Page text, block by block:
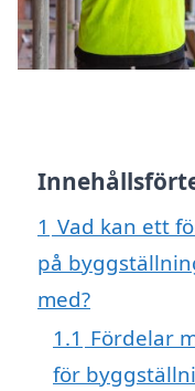
1 Vad kan ett
på
med?
1.1 Fördelar
för